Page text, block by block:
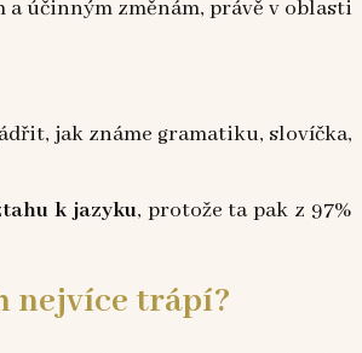
účinným změnám, právě v oblasti
jak známe gramatiku, slovíčka,
k jazyku, protože ta pak z 97%
nejvíce trápí?